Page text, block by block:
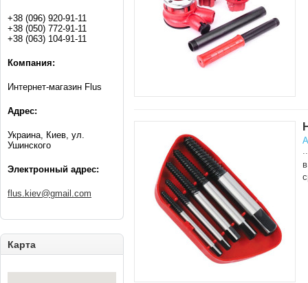
+38 (096) 920-91-11
+38 (050) 772-91-11
+38 (063) 104-91-11
Компания:
Интернет-магазин Flus
Адрес:
Украина, Киев, ул.
Ушинского
Электронный адрес:
flus.kiev@gmail.com
Карта
..